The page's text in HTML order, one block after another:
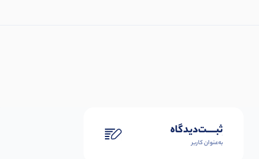
ثبـــــت‌دیدگاه
به‌عنوان کاربر